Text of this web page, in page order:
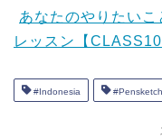
あなたのやりたい
レッスン【
#Indonesia #Pensketch